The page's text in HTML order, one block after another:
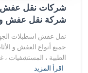
شركة نقل عفش
نقل عفش اسطبلات
جميع أنواع العفش و
الطبية ، المستشفيات ،
اقرأ المزيد